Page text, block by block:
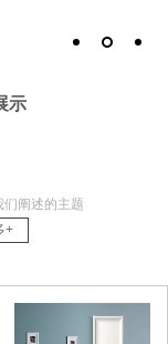
示
阐述的主题
+